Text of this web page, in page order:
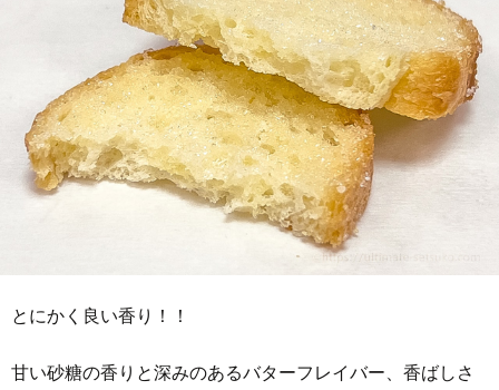
とにかく良い香り！！
甘い砂糖の香りと深みのあるバターフレイバー、香ばしさ